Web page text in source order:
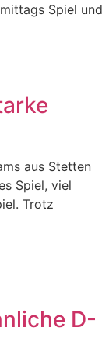
Spiel und
aus Stetten
Spiel, viel
Trotz
D-